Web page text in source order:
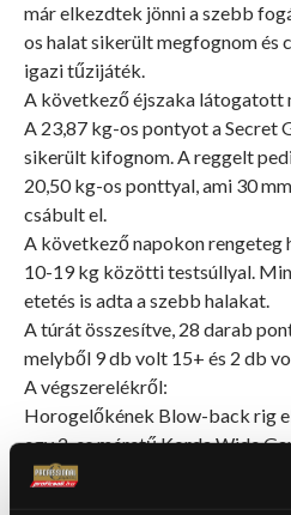
már elkezdtek jönni a szebb
os halat sikerült megfognom és
igazi tűzijáték.
A következő éjszaka látogatott
A 23,87 kg-os pontyot a Secret
sikerült kifognom. A reggelt
20,50 kg-os ponttyal, ami 30
csábult el.
A következő napokon rengeteg
10-19 kg közötti testsúllyal.
etetés is adta a szebb halakat.
A túrát összesítve, 28 darab
melyből 9 db volt 15+ és 2 db
A végszerelékről:
Horogelőkének Blow-back rig
egy 2-es méretű Korda Wide
horogból köttem egy PB